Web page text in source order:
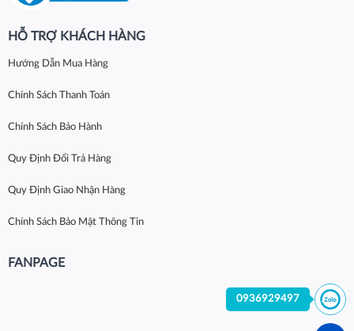
HỖ TRỢ KHÁCH HÀNG
Hướng Dẫn Mua Hàng
Chính Sách Thanh Toán
Chính Sách Bảo Hành
Quy Định Đổi Trả Hàng
Quy Định Giao Nhận Hàng
Chính Sách Bảo Mật Thông Tin
FANPAGE
0936929497